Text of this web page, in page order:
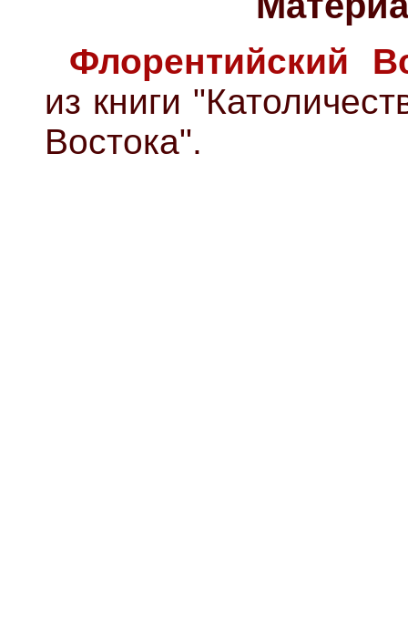
Флорентийский
из книги
Востока".